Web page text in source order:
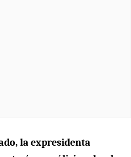
la expresidenta